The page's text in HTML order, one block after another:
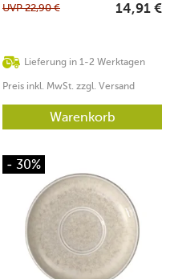
Lieferung in 1-2 Werktagen
UVP22,90 € 14,91 €
Preis inkl. MwSt. zzgl. Versand
Warenkorb
- 30%